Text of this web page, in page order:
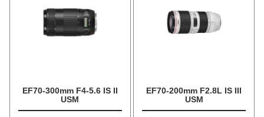
EF70-300mm F4-5.6 IS II
USM
EF70-200mm F2.8L IS III
USM